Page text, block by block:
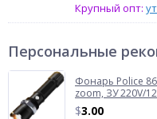
Крупный опт:
Персональные
Фонарь Police
zoom, ЗУ 220V/
$3.00